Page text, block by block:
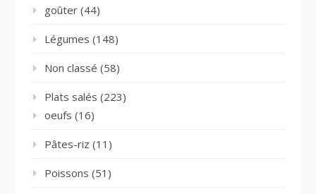
goûter (44)
Légumes (148)
Non classé (58)
Plats salés (223)
oeufs (16)
Pâtes-riz (11)
Poissons (51)